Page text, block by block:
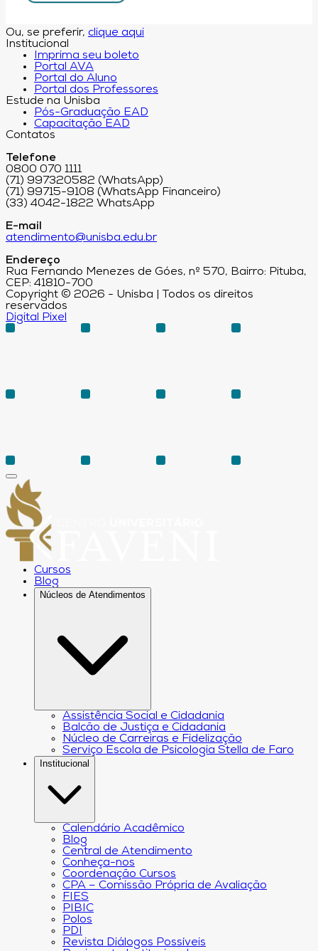
Ou, se preferir, clique aqui
Institucional
Imprima seu boleto
Portal AVA
Portal do Aluno
Portal dos Professores
Estude na Unisba
Pós-Graduação EAD
Capacitação EAD
Contatos
Telefone
0800 070 1111
(71) 997320582 (WhatsApp)
(71) 99715-9108 (WhatsApp Financeiro)
(33) 4042-1822 WhatsApp
E-mail
atendimento@unisba.edu.br
Endereço
Rua Fernando Menezes de Góes, nº 570, Bairro: Pituba,
CEP: 41810-700
Copyright © 2026 - Unisba | Todos os direitos
reservados
Digital Pixel
Cursos
Blog
Núcleos de Atendimentos
Assistência Social e Cidadania
Balcão de Justiça e Cidadania
Núcleo de Carreiras e Fidelização
Serviço Escola de Psicologia Stella de Faro
Institucional
Calendário Acadêmico
Blog
Central de Atendimento
Conheça-nos
Coordenação Cursos
CPA – Comissão Própria de Avaliação
FIES
PIBIC
Polos
PDI
Revista Diálogos Possíveis